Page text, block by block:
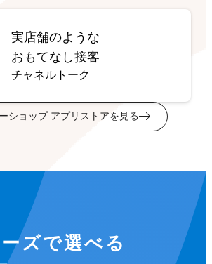
実店舗のような
おもてなし接客
チャネルトーク
ショップ アプリストアを見る
ズで選べる